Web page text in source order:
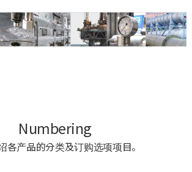
Numbering
各产品的分类及订购选项项目。